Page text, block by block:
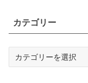
カテゴリー